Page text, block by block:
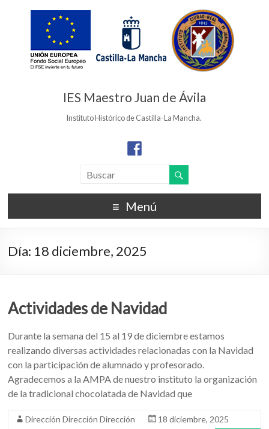
IES Maestro Juan de Ávila
Instituto Histórico de Castilla-La Mancha.
Menú
Día: 18 diciembre, 2025
Actividades de Navidad
Durante la semana del 15 al 19 de diciembre estamos
realizando diversas actividades relacionadas con la Navidad
con la participación de alumnado y profesorado.
Agradecemos a la AMPA de nuestro instituto la organización
de la tradicional chocolatada de Navidad que
Dirección Dirección Dirección
18 diciembre, 2025